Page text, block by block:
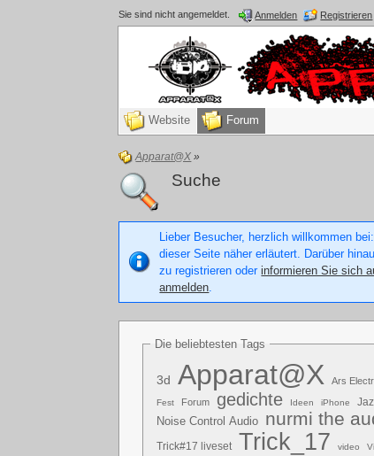
Sie sind nicht angemeldet. Anmelden Registrieren
Website Forum
Apparat@X »
Suche
Lieber Besucher, herzlich willkommen
dieser Seite näher erläutert. Darüber
zu registrieren oderinformieren Sie sich
anmelden.
Die beliebtesten Tags
3d Apparat@X Ars
Fest Forum gedichte Ideen iPhone
Noise Control Audio nurmi the
Trick#17 liveset Trick_17 video